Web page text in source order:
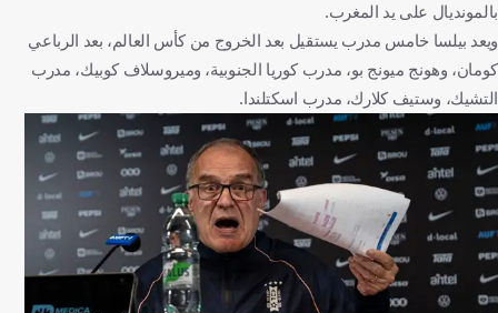
بالمونديال على يد المغرب.
ويعد بيلسا خامس مدرب يستقيل بعد الخروج من كأس العالم، بعد الرباعي
كومان، وهونج ميونج بو، مدرب كوريا الجنوبية، وميروسلاف كوبيك، مدرب
التشيك، وستيف كلارك، مدرب اسكتلندا.